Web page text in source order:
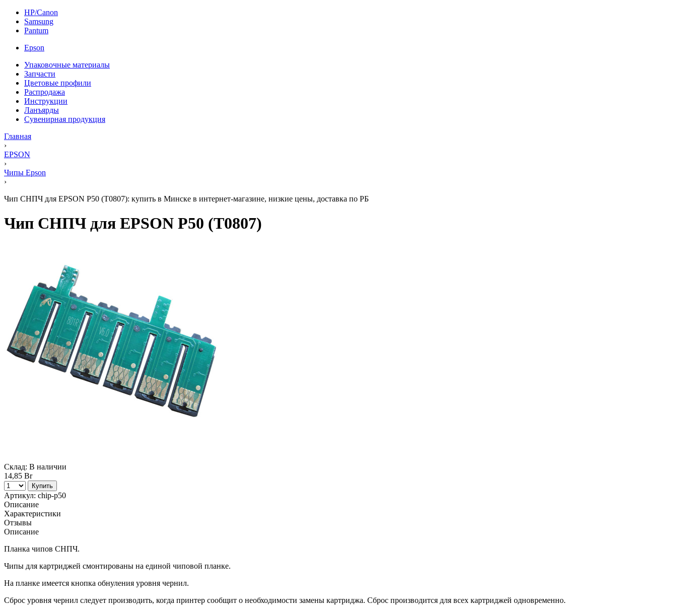
HP/Canon
Samsung
Pantum
Epson
Упаковочные материалы
Запчасти
Цветовые профили
Распродажа
Инструкции
Ланъярды
Сувенирная продукция
Главная
›
EPSON
›
Чипы Epson
›
Чип СНПЧ для EPSON P50 (T0807): купить в Минске в интернет-магазине, низкие цены, доставка по РБ
Чип СНПЧ для EPSON P50 (T0807)
Склад: В наличии
14,85 Br
Купить
Артикул: chip-p50
Описание
Характеристики
Отзывы
Описание
Планка чипов СНПЧ.
Чипы для картриджей смонтированы на единой чиповой планке.
На планке имеется кнопка обнуления уровня чернил.
Сброс уровня чернил следует производить, когда принтер сообщит о необходимости замены картриджа. Сброс производится для всех картриджей одновременно.